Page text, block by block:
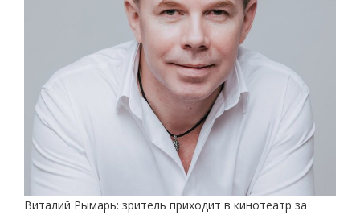
Виталий Рымарь: зритель приходит в кинотеатр за